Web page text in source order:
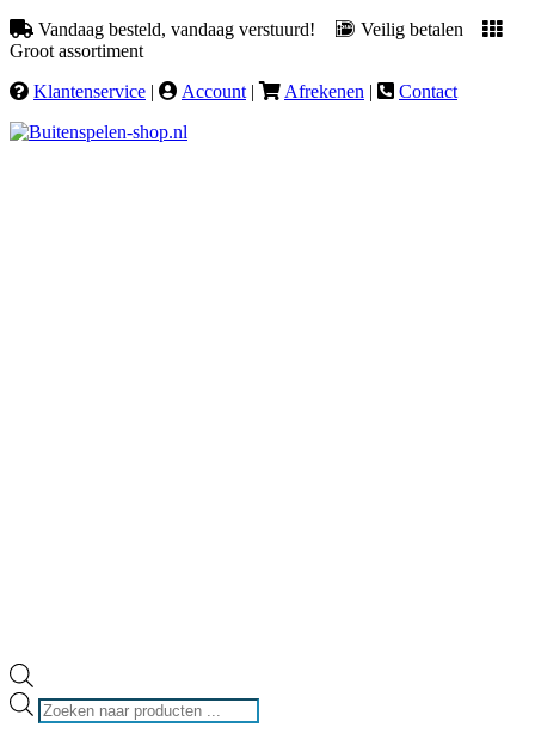
Vandaag besteld, vandaag verstuurd!
Veilig betalen
Groot assortiment
Klantenservice | Account | Afrekenen | Contact
Producten
zoeken